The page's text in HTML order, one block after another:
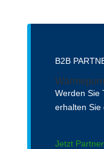
B2B
Werden Sie
erhalten Sie
Jetzt